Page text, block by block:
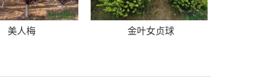
美人梅 金叶女贞球